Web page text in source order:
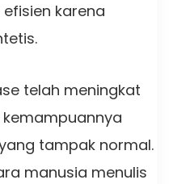
karena
telah meningkat
tampak normal.
manusia menulis